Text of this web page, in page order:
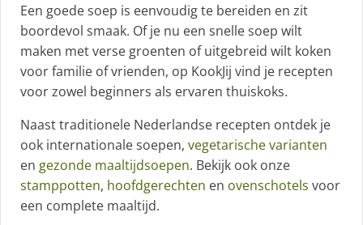
Een goede soep is eenvoudig te bereiden en zit
boordevol smaak. Of je nu een snelle soep wilt
maken met verse groenten of uitgebreid wilt koken
voor familie of vrienden, op KookJij vind je recepten
voor zowel beginners als ervaren thuiskoks.
Naast traditionele Nederlandse recepten ontdek je
ook internationale soepen, vegetarische varianten
en gezonde maaltijdsoepen. Bekijk ook onze
stamppotten, hoofdgerechten en ovenschotels voor
een complete maaltijd.